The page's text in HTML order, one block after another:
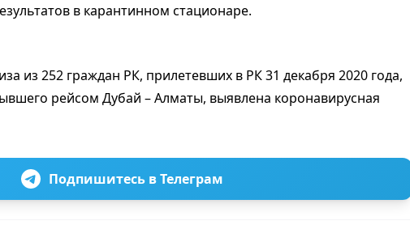
в карантинном стационаре.
из 252 граждан РК, прилетевших в РК 31 декабря 2020 года,
рейсом Дубай – Алматы, выявлена коронавирусная
Подпишитесь в Телеграм